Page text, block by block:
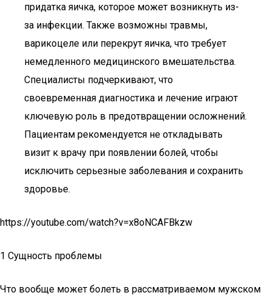
придатка яичка, которое может возникнуть из-
за инфекции. Также возможны травмы,
варикоцеле или перекрут яичка, что требует
немедленного медицинского вмешательства.
Специалисты подчеркивают, что
своевременная диагностика и лечение играют
ключевую роль в предотвращении осложнений.
Пациентам рекомендуется не откладывать
визит к врачу при появлении болей, чтобы
исключить серьезные заболевания и сохранить
здоровье.
https://youtube.com/watch?v=x8oNCAFBkzw
1 Сущность проблемы
Что вообще может болеть в рассматриваемом мужском